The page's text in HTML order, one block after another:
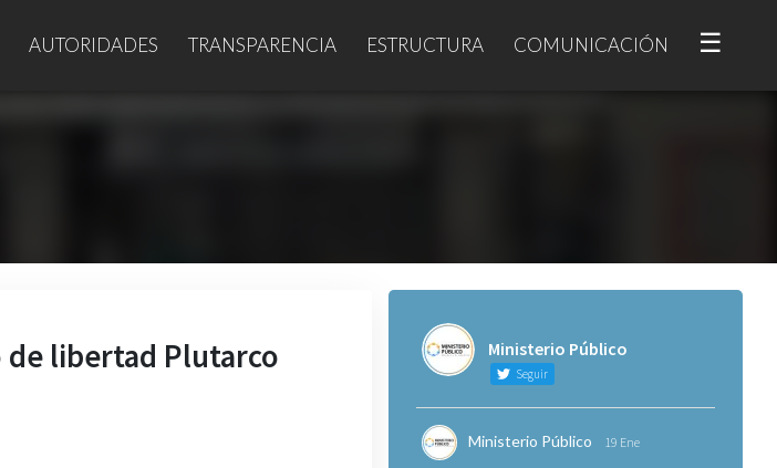
AUTORIDADES TRANSPARENCIA ESTRUCTURA COMUNICACIÓN ☰
libertad Plutarco
Ministerio Público
Seguir
Ministerio Público 19 Ene